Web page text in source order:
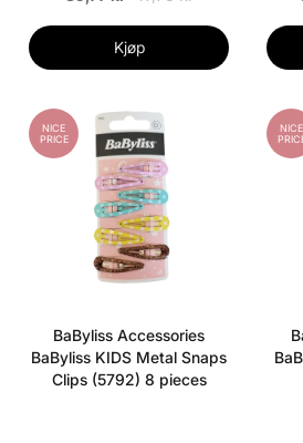
Kjøp
NICE
PRICE
BaByliss Accessories
BaByliss KIDS Metal Snaps
Clips (5792) 8 pieces
NICE